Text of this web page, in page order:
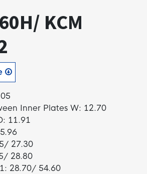
KCM
Inner Plates W: 12.70
11.91
27.30
28.80
28.70/ 54.60